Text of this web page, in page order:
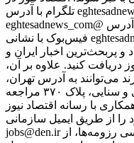
تلگرام با آدرس eghtesadnews_com@ در اینستاگرام با آیدی
eghtesadnews_com@ در توییتر با آدرس eghtesadnews@ و در
فیس‌بوک با نشانی eghtesadnews فعالیت می‌کند. روزانه می‌توانید
و پربحث‌ترین اخبار ایران و
دریافت کنید. علاوه بر آن،
می‌توانند به آدرس تهران،
خیابان مطهری، بین میرزای شیرازی و سنایی، پلاک ۳۷۰ مراجعه
با رسانه‌ اقتصاد نیوز
را از طریق ایمیل سازمانی
jobs@den.ir تکمیل و ارسال نمایند. پس از بررسی رزومه‌ها، از